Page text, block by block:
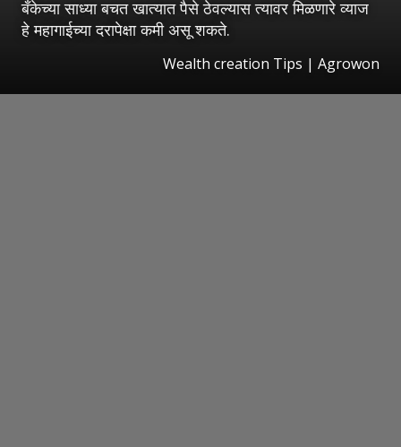
बँकेच्या साध्या बचत खात्यात पैसे ठेवल्यास त्यावर मिळणारे व्याज
हे महागाईच्या दरापेक्षा कमी असू शकते.
Wealth creation Tips | Agrowon